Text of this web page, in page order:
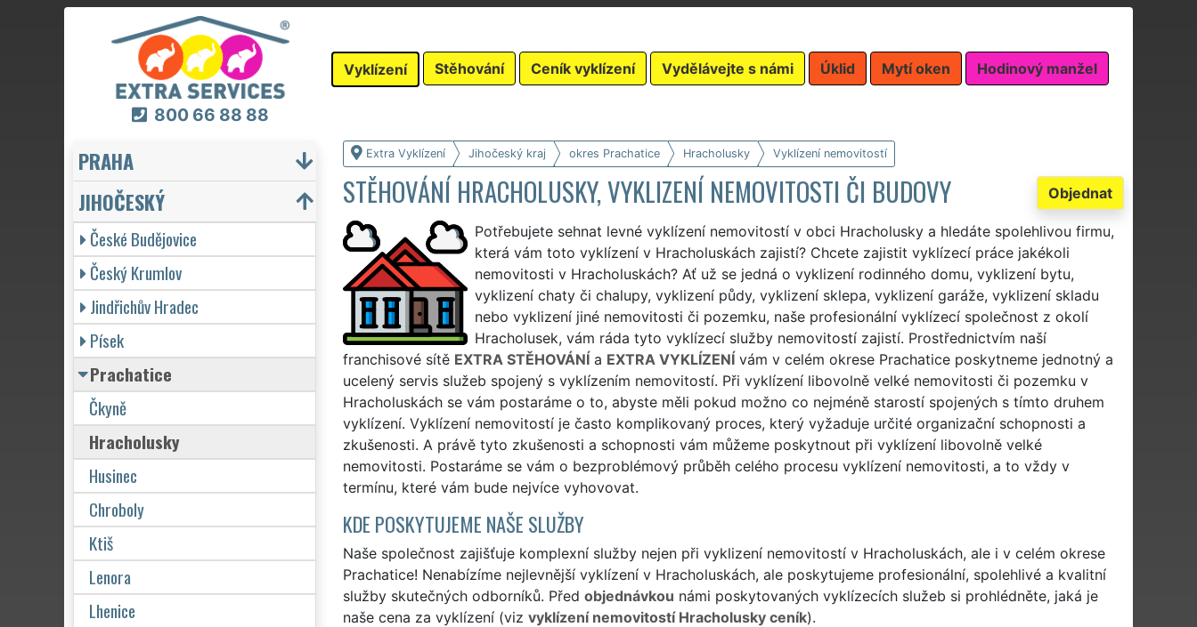
800 66 88 88
Vyklízení Stěhování Ceník vyklízení Vydělávejte s námi Úklid Mytí oken Hodinový manžel
Extra Vyklízení Jihočeský kraj okres Prachatice Hracholusky Vyklízení nemovitostí
Objednat
STĚHOVÁNÍ HRACHOLUSKY, VYKLIZENÍ NEMOVITOSTI ČI BUDOVY
Potřebujete sehnat levné vyklízení nemovitostí v obci Hracholusky a hledáte spolehlivou firmu,
která vám toto vyklízení v Hracholuskách zajistí? Chcete zajistit vyklízecí práce jakékoli
nemovitosti v Hracholuskách? Ať už se jedná o vyklizení rodinného domu, vyklizení bytu,
vyklizení chaty či chalupy, vyklizení půdy, vyklizení sklepa, vyklizení garáže, vyklizení skladu
nebo vyklizení jiné nemovitosti či pozemku, naše profesionální vyklízecí společnost z okolí
Hracholusek, vám ráda tyto vyklízecí služby nemovitostí zajistí. Prostřednictvím naší
franchisové sítě EXTRA STĚHOVÁNÍa EXTRA VYKLÍZENÍvám v celém okrese Prachatice poskytneme jednotný a
ucelený servis služeb spojený s vyklízením nemovitostí. Při vyklízení libovolně velké nemovitosti či pozemku v
Hracholuskách se vám postaráme o to, abyste měli pokud možno co nejméně starostí spojených s tímto druhem
vyklízení. Vyklízení nemovitostí je často komplikovaný proces, který vyžaduje určité organizační schopnosti a
zkušenosti. A právě tyto zkušenosti a schopnosti vám můžeme poskytnout při vyklízení libovolně velké
nemovitosti. Postaráme se vám o bezproblémový průběh celého procesu vyklízení nemovitosti, a to vždy v
termínu, které vám bude nejvíce vyhovovat.
KDE POSKYTUJEME NAŠE SLUŽBY
Naše společnost zajišťuje komplexní služby nejen při vyklizení nemovitostí v Hracholuskách, ale i v celém okrese
Prachatice! Nenabízíme nejlevnější vyklízení v Hracholuskách, ale poskytujeme profesionální, spolehlivé a kvalitní
služby skutečných odborníků. Před objednávkou námi poskytovaných vyklízecích služeb si prohlédněte, jaká je
naše cena za vyklízení (viz vyklízení nemovitostí Hracholusky ceník).
PRAHA
JIHOČESKÝ
České Budějovice
Český Krumlov
Jindřichův Hradec
Písek
Prachatice
Čkyně
Hracholusky
Husinec
Chroboly
Ktiš
Lenora
Lhenice